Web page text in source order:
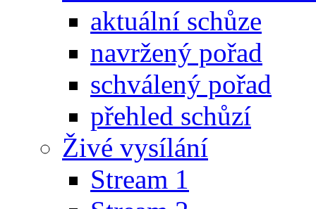
aktuální schůze
navržený pořad
schválený pořad
přehled schůzí
Živé vysílání
Stream 1